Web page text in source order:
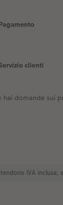
clienti
hai domande sui
IVA inclusa,